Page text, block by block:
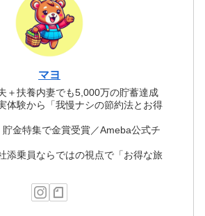
マヨ
＋扶養内妻でも5,000万の貯蓄達成
体験から「我慢ナシの節約法とお得
金特集で金賞受賞／Ameba公式チ
添乗員ならではの視点で「お得な旅